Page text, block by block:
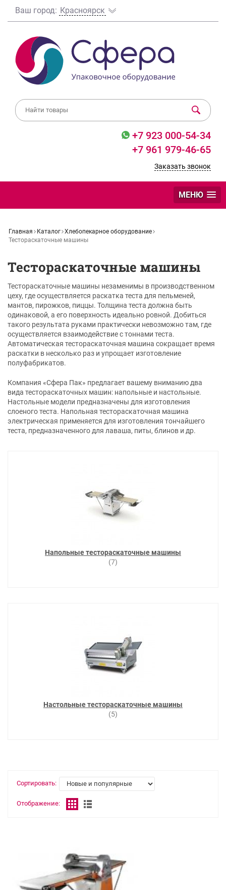
Ваш город: Красноярск
+7 923 000-54-34
+7 961 979-46-65
Заказать звонок
МЕНЮ
Главная Каталог Хлебопекарное оборудование
Тестораскаточные машины
Тестораскаточные машины
Тестораскаточные машины незаменимы в производственном
цеху, где осуществляется раскатка теста для пельменей,
мантов, пирожков, пиццы. Толщина теста должна быть
одинаковой, а его поверхность идеально ровной. Добиться
такого результата руками практически невозможно там, где
осуществляется взаимодействие с тоннами теста.
Автоматическая тестораскаточная машина сокращает время
раскатки в несколько раз и упрощает изготовление
полуфабрикатов.
Компания «Сфера Пак» предлагает вашему вниманию два
вида тестораскаточных машин: напольные и настольные.
Настольные модели предназначены для изготовления
слоеного теста. Напольная тестораскаточная машина
электрическая применяется для изготовления тончайшего
теста, предназначенного для лаваша, питы, блинов и др.
Напольные тестораскаточные машины
(7)
Настольные тестораскаточные машины
(5)
Сортировать:
Отображение: